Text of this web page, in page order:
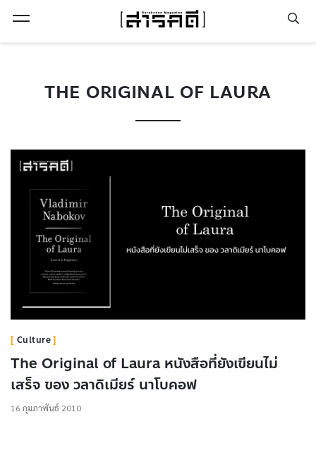
THE ORIGINAL OF LAURA
Culture
The Original of Laura หนังสือที่ยังเขียนไม่
เสร็จ ของ วลาดิเมียร์ นาโบคอฟ
16 กุมภาพันธ์ 2010